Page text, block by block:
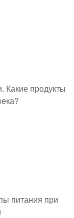
Какие продукты
питания при